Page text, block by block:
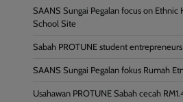
SAANS Sungai Pegalan focus on Ethnic
School Site
Sabah PROTUNE student
SAANS Sungai Pegalan fokus Rumah
Usahawan PROTUNE Sabah cecah